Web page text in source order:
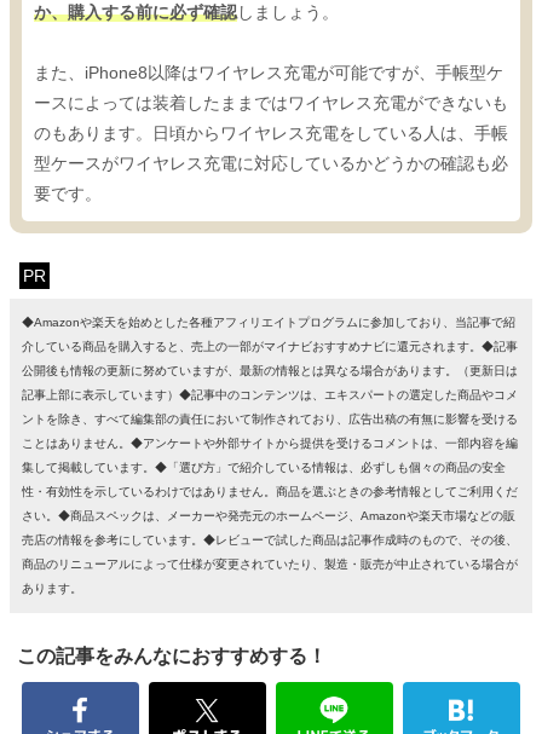
か、購入する前に必ず確認しましょう。
また、iPhone8以降はワイヤレス充電が可能ですが、手帳型ケ
ースによっては装着したままではワイヤレス充電ができないも
のもあります。日頃からワイヤレス充電をしている人は、手帳
型ケースがワイヤレス充電に対応しているかどうかの確認も必
要です。
PR
◆Amazonや楽天を始めとした各種アフィリエイトプログラムに参加しており、当記事で紹
介している商品を購入すると、売上の一部がマイナビおすすめナビに還元されます。◆記事
公開後も情報の更新に努めていますが、最新の情報とは異なる場合があります。（更新日は
記事上部に表示しています）◆記事中のコンテンツは、エキスパートの選定した商品やコメ
ントを除き、すべて編集部の責任において制作されており、広告出稿の有無に影響を受ける
ことはありません。◆アンケートや外部サイトから提供を受けるコメントは、一部内容を編
集して掲載しています。◆「選び方」で紹介している情報は、必ずしも個々の商品の安全
性・有効性を示しているわけではありません。商品を選ぶときの参考情報としてご利用くだ
さい。◆商品スペックは、メーカーや発売元のホームページ、Amazonや楽天市場などの販
売店の情報を参考にしています。◆レビューで試した商品は記事作成時のもので、その後、
商品のリニューアルによって仕様が変更されていたり、製造・販売が中止されている場合が
あります。
この記事をみんなにおすすめする！